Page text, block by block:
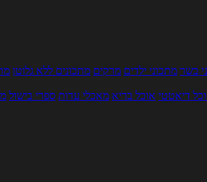
בשר מתכוני ילדים מרקים מתכונים ללא גלוטן
דיאטטי אוכל בריא מאכלי עדות ספרי בישול